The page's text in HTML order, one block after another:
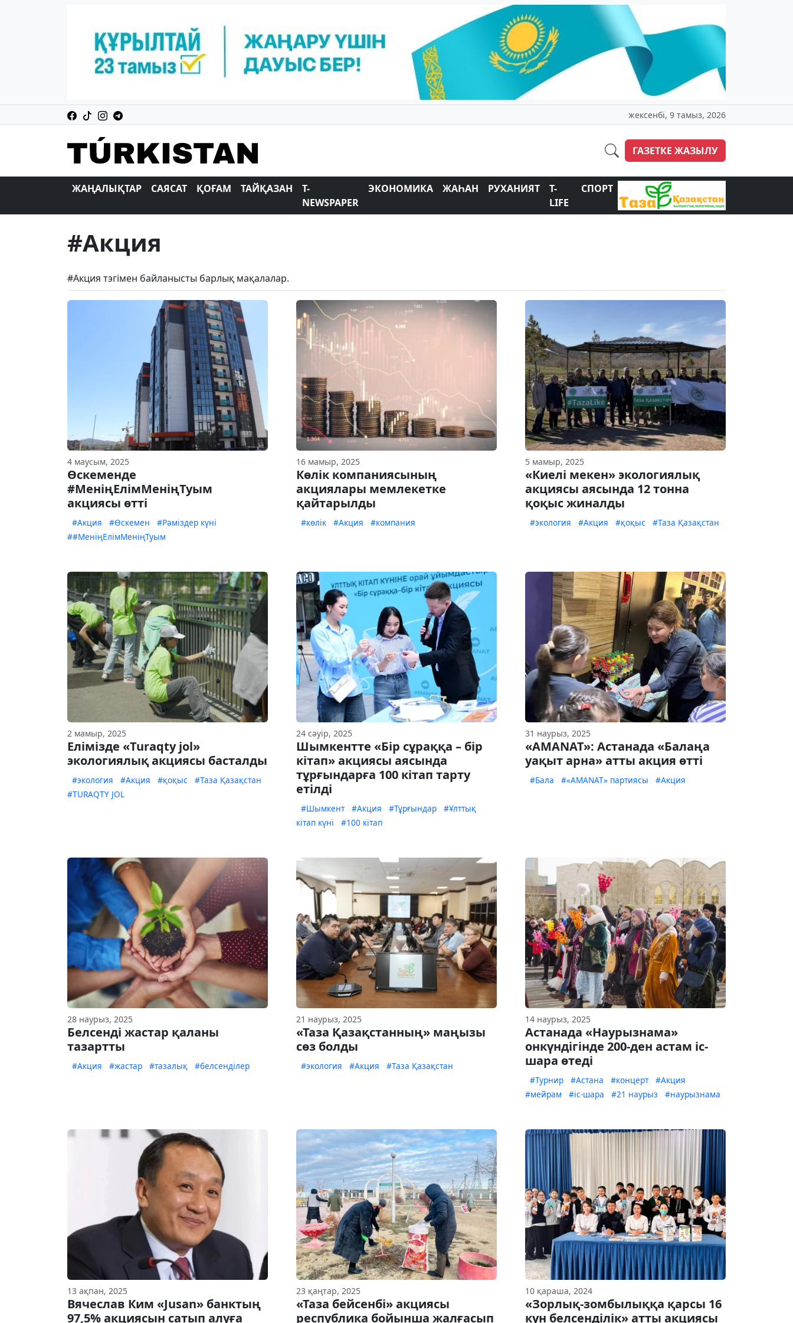
жексенбі, 9 тамыз, 2026
ГАЗЕТКЕ ЖАЗЫЛУ
ЖАҢАЛЫҚТАР САЯСАТ ҚОҒАМ ТАЙҚАЗАН
T-
NEWSPAPER
ЭКОНОМИКА ЖАҺАН РУХАНИЯТ
T-
LIFE
СПОРТ
#Акция
#Акция тэгімен байланысты барлық мақалалар.
4 маусым, 2025
Өскеменде
#МеніңЕлімМеніңТуым
акциясы өтті
#Акция #Өскемен
#Рәміздер күні
##МеніңЕлімМеніңТуым
16 мамыр, 2025
Көлік компаниясының
акциялары мемлекетке
қайтарылды
#көлік #Акция #компания
5 мамыр, 2025
«Киелі мекен» экологиялық
акциясы аясында 12 тонна
қоқыс жиналды
#экология #Акция #қоқыс #Таза Қазақстан
2 мамыр, 2025
Елімізде «Turaqty jol»
экологиялық акциясы басталды
#экология #Акция #қоқыс
#Таза Қазақстан
#TURAQTY JOL
24 сәуір, 2025
Шымкентте «Бір сұраққа – бір
кітап» акциясы аясында
тұрғындарға 100 кітап тарту
етілді
#Шымкент #Акция #Тұрғындар
#Ұлттық
кітап күні
#100 кітап
31 наурыз, 2025
«AMANAT»: Астанада «Балаңа
уақыт арна» атты акция өтті
#Бала #«AMANAT» партиясы #Акция
28 наурыз, 2025
Белсенді жастар қаланы
тазартты
#Акция #жастар #тазалық #белсенділер
21 наурыз, 2025
«Таза Қазақстанның» маңызы
сөз болды
#экология #Акция #Таза Қазақстан
14 наурыз, 2025
Астанада «Наурызнама»
онкүндігінде 200-ден астам іс-
шара өтеді
#Турнир #Астана #концерт
#Акция
#мейрам
#іс-шара #21 наурыз #наурызнама
13 ақпан, 2025
Вячеслав Ким «Jusan» банктың
97,5% акциясын сатып алуға
23 қаңтар, 2025
«Таза бейсенбі» акциясы
республика бойынша жалғасып
10 қараша, 2024
«Зорлық-зомбылыққа қарсы 16
күн белсенділік» атты акциясы